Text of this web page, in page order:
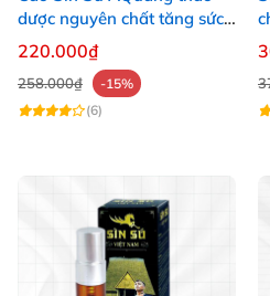
dược nguyên chất tăng sức
khỏe
220.000₫
258.000₫
-15%
(6)